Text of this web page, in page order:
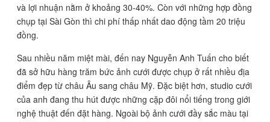
và lợi nhuận nằm ở khoảng 30-40%. Còn với những hợp đồng
chụp tại Sài Gòn thì chi phí thấp nhất dao động tầm 20 triệu
đồng.
Sau nhiều năm miệt mài, đến nay Nguyễn Anh Tuấn cho biết
đã sở hữu hàng trăm bức ảnh cưới được chụp ở rất nhiều địa
điểm đẹp từ châu Âu sang châu Mỹ. Đặc biệt hơn, studio cưới
của anh đang thu hút được những cặp đôi nổi tiếng trong giới
nghệ thuật đến đặt hàng. Ngoài bộ ảnh cưới đầy sắc màu tại